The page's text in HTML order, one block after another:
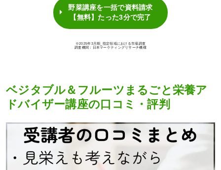
野菜講座を一括で資料請求
【無料】たった3分で完了
※2025年3月期_指定領域における市場調査
調査機関：日本マーケティングリサーチ機構
ベジタブル＆フルーツまるごと栄養ア
ドバイザー講座の口コミ・評判